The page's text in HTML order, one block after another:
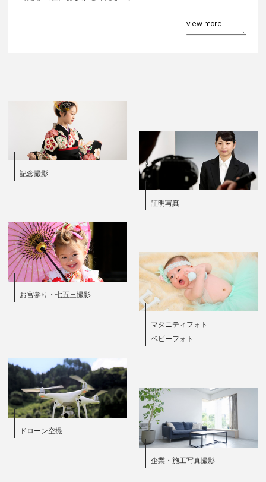
view more
記念撮影
証明写真
お宮参り・七五三撮影
マタニティフォト
ベビーフォト
ドローン空撮
企業・施工写真撮影